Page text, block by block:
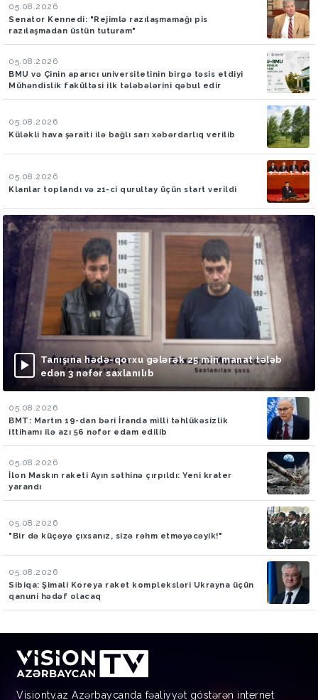
05.08.2026
Senator Kennedi: "Rejimlə razılaşmamağı pis
razılaşmadan üstün tuturam"
05.08.2026
BMU və Çinin aparıcı universitetinin birgə təsis etdiyi
Mühəndislik fakültəsi ilk tələbələrini qəbul edir
05.08.2026
Küləkli hava şəraiti ilə bağlı sarı xəbərdarlıq verilib
05.08.2026
Klanlar toplandı və 21-ci qurultay üçün start verildi
Tanışına hədə-qorxu gələrək 25 min manat tələb
edən 3 nəfər saxlanılıb
05.08.2026
BMT: Martın 19-dan bəri İranda milli təhlükəsizlik
ittihamı ilə azı 56 nəfər edam edilib
05.08.2026
İlon Maskın raketi Ayın səthinə çırpıldı: Yeni krater
yarandı
05.08.2026
"Bir də küçəyə çıxsanız, sizə rəhm etməyəcəyik!"
05.08.2026
Sibiqa: Şimali Koreya raket kompleksləri Ukrayna üçün
qanuni hədəf olacaq
Visiontv.az Azərbaycanda fəaliyyət göstərən internet